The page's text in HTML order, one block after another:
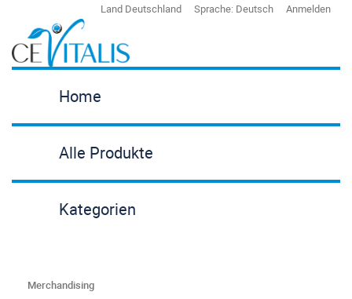
Land Deutschland Sprache: Deutsch Anmelden
Home
Alle Produkte
Kategorien
Merchandising